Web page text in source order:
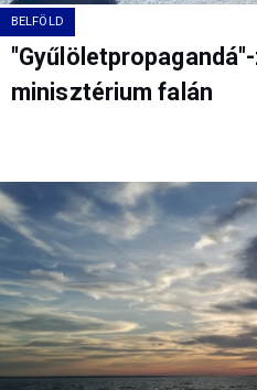
BELFÖLD
minisztérium falán